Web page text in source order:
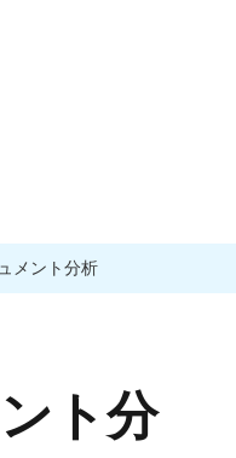
メント分析
ト分